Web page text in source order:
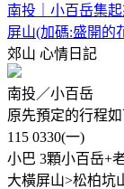
南投｜小百岳集
屏山(加碼:盛開的
郊山 心情日記
南投／小百岳
原先預定的行程如
115 0330(一)
小巴 3顆小百岳+
大橫屏山>松柏坑